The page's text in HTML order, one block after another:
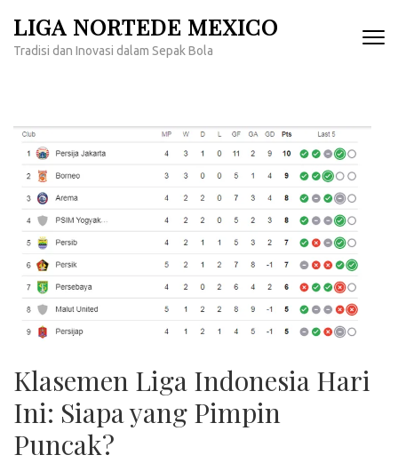
konten
LIGA NORTEDE MEXICO
Tradisi dan Inovasi dalam Sepak Bola
Klasemen Liga Indonesia Hari
Ini: Siapa yang Pimpin
Puncak?